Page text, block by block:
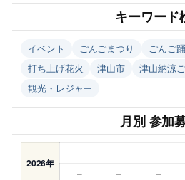
キーワード
イベント ごんごまつり ごんご
打ち上げ花火
津山市 津山納涼
観光・レジャー
月別 参加
2026年
– – –
–
– –